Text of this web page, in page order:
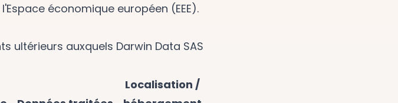
économique européen (EEE).
ultérieurs auxquels Darwin Data SAS
Localisation /